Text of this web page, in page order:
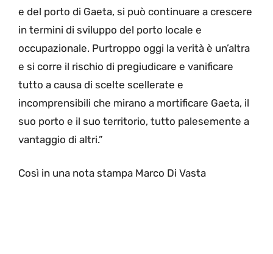
e del porto di Gaeta, si può continuare a crescere
in termini di sviluppo del porto locale e
occupazionale. Purtroppo oggi la verità è un’altra
e si corre il rischio di pregiudicare e vanificare
tutto a causa di scelte scellerate e
incomprensibili che mirano a mortificare Gaeta, il
suo porto e il suo territorio, tutto palesemente a
vantaggio di altri.”
Così in una nota stampa Marco Di Vasta